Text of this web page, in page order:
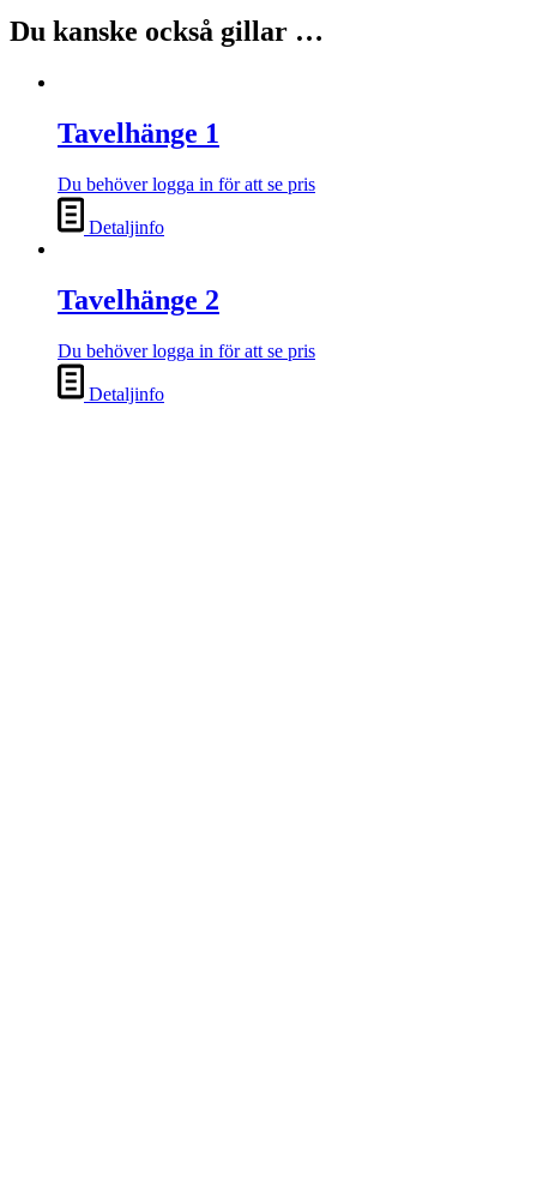
Du kanske också gillar …
Tavelhänge 1
Du behöver logga in för att se pris
Detaljinfo
Tavelhänge 2
Du behöver logga in för att se pris
Detaljinfo